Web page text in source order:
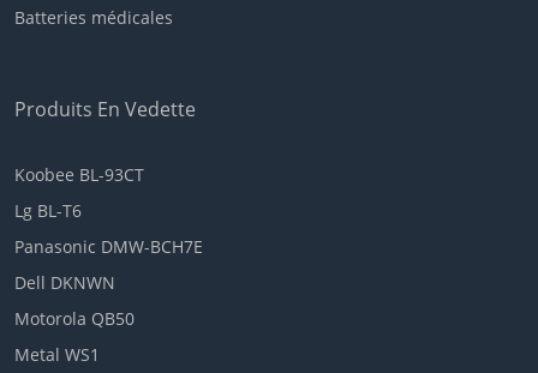
Batteries médicales
Produits En Vedette
Koobee BL-93CT
Lg BL-T6
Panasonic DMW-BCH7E
Dell DKNWN
Motorola QB50
Metal WS1